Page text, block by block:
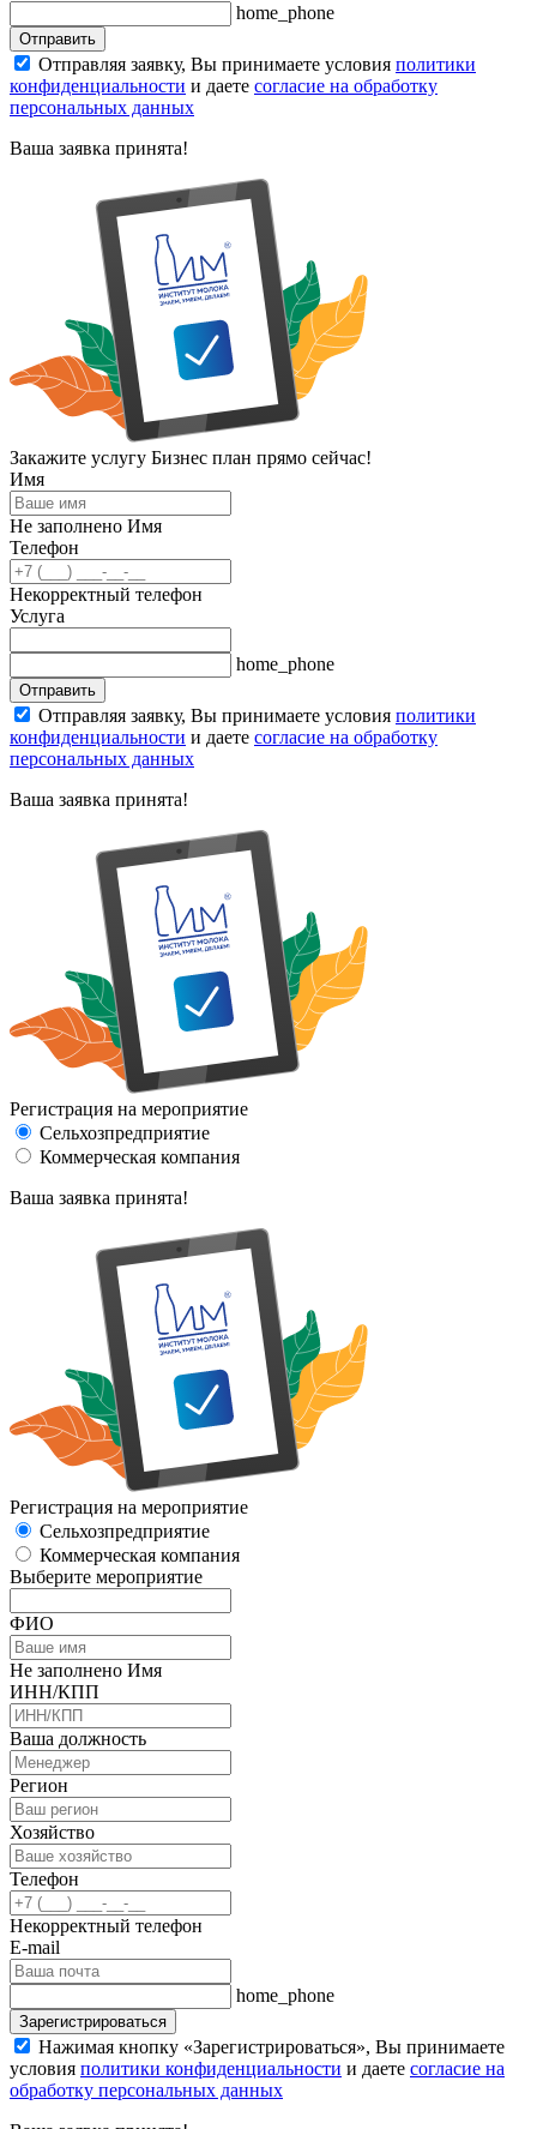
home_phone
Отправить
Отправляя заявку, Вы принимаете условия политики
конфиденциальности и даете согласие на обработку
персональных данных
Ваша заявка принята!
Закажите услугу Бизнес план прямо сейчас!
Имя
Не заполнено Имя
Телефон
Некорректный телефон
Услуга
home_phone
Отправить
Отправляя заявку, Вы принимаете условия политики
конфиденциальности и даете согласие на обработку
персональных данных
Ваша заявка принята!
Регистрация на мероприятие
Сельхозпредприятие
Коммерческая компания
Ваша заявка принята!
Регистрация на мероприятие
Сельхозпредприятие
Коммерческая компания
Выберите мероприятие
ФИО
Не заполнено Имя
ИНН/КПП
Ваша должность
Регион
Хозяйство
Телефон
Некорректный телефон
E-mail
home_phone
Зарегистрироваться
Нажимая кнопку «Зарегистрироваться», Вы принимаете
условия политики конфиденциальности и даете согласие на
обработку персональных данных